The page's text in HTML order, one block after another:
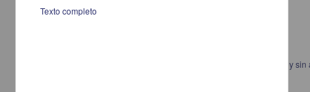
Efecto de suplementación con grenetina en adolescentes obesos con y sin
Texto completo